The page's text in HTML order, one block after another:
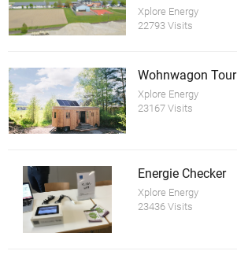
Xplore Energy
22793 Visits
Wohnwagon Tour
Xplore Energy
23167 Visits
Energie Checker
Xplore Energy
23436 Visits